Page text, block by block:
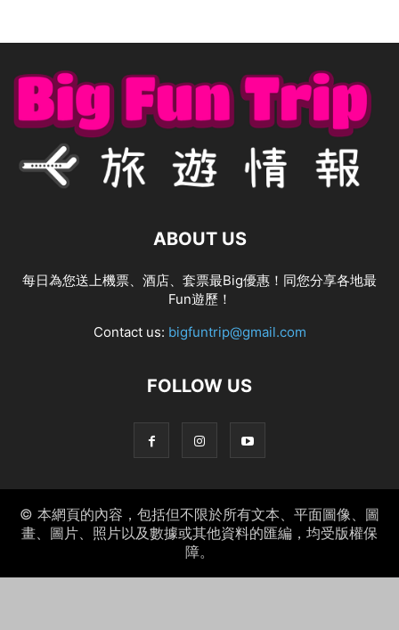
ABOUT US
每日為您送上機票、酒店、套票最Big優惠！同您分享各地最
Fun遊歷！
Contact us: bigfuntrip@gmail.com
FOLLOW US
© 本網頁的內容，包括但不限於所有文本、平面圖像、圖
畫、圖片、照片以及數據或其他資料的匯編，均受版權保
障。